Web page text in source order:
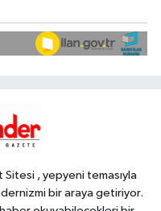
, yepyeni temasıyla
bir araya getiriyor.